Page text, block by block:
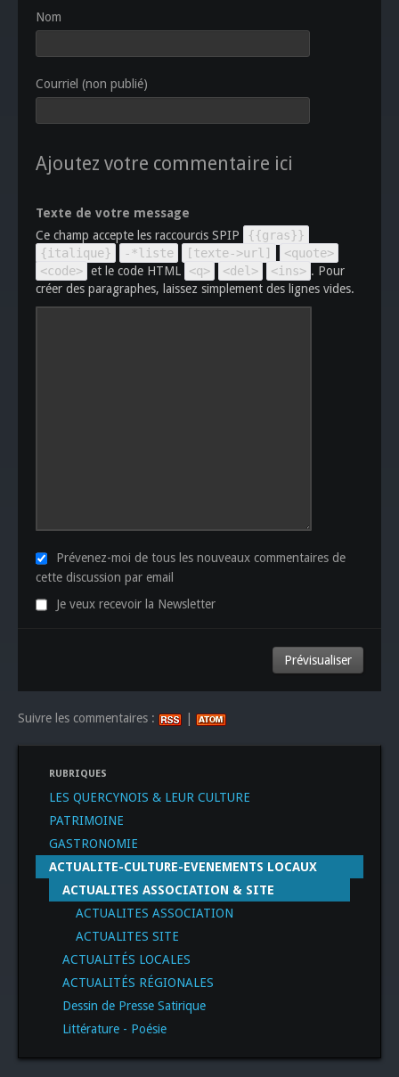
Nom
Courriel (non publié)
Ajoutez votre commentaire ici
Texte de votre message
Ce champ accepte les raccourcis SPIP
{{gras}}
{italique}
-*liste [texte->url]
<quote>
<code> et le code HTML <q> <del> <ins> . Pour
créer des paragraphes, laissez simplement des lignes vides.
Prévenez-moi de tous les nouveaux commentaires de
cette discussion par email
Je veux recevoir la Newsletter
Suivre les commentaires :
RUBRIQUES
LES QUERCYNOIS & LEUR CULTURE
PATRIMOINE
GASTRONOMIE
ACTUALITE-CULTURE-EVENEMENTS LOCAUX
ACTUALITES ASSOCIATION & SITE
ACTUALITES ASSOCIATION
ACTUALITES SITE
ACTUALITÉS LOCALES
ACTUALITÉS RÉGIONALES
Dessin de Presse Satirique
Littérature - Poésie